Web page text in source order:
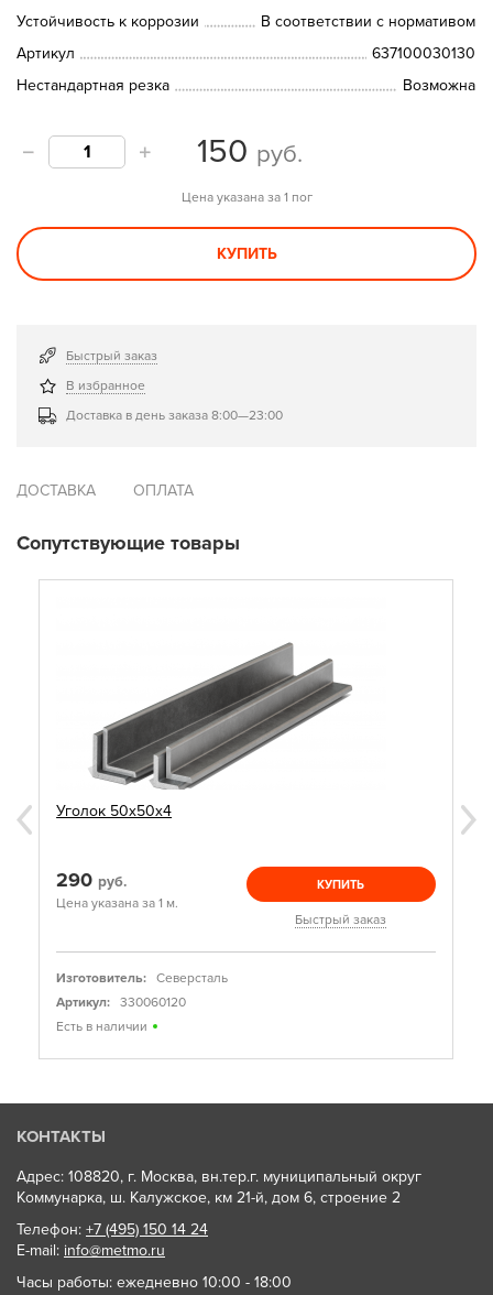
Устойчивость к коррозии
В соответствии с нормативом
Артикул
637100030130
Нестандартная резка
Возможна
150 руб.
Цена указана за 1 пог
КУПИТЬ
Быстрый заказ
В избранное
Доставка в день заказа 8:00—23:00
ДОСТАВКА ОПЛАТА
Сопутствующие товары
Уголок 50х50х4
290 руб.
Цена указана за 1 м.
КУПИТЬ
Быстрый заказ
Изготовитель:
Северсталь
Артикул:
330060120
Есть в наличии
КОНТАКТЫ
Адрес: 108820, г. Москва, вн.тер.г. муниципальный округ
Коммунарка, ш. Калужское, км 21-й, дом 6, строение 2
Телефон: +7 (495) 150 14 24
E-mail: info@metmo.ru
Часы работы: ежедневно 10:00 - 18:00